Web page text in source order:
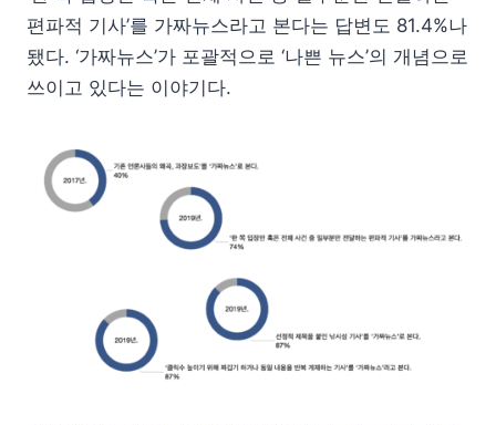
편파적 기사’를 가짜뉴스라고 본다는 답변도 81.4%나
됐다. ‘가짜뉴스’가 포괄적으로 ‘나쁜 뉴스’의 개념으로
쓰이고 있다는 이야기다.